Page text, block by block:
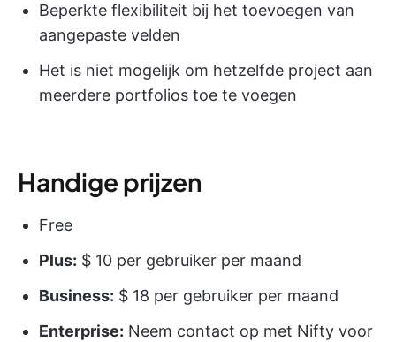
Beperkte flexibiliteit bij het toevoegen van
aangepaste velden
Het is niet mogelijk om hetzelfde project aan
meerdere portfolios toe te voegen
Handige prijzen
Free
Plus: $ 10 per gebruiker per maand
Business: $ 18 per gebruiker per maand
Enterprise: Neem contact op met Nifty voor